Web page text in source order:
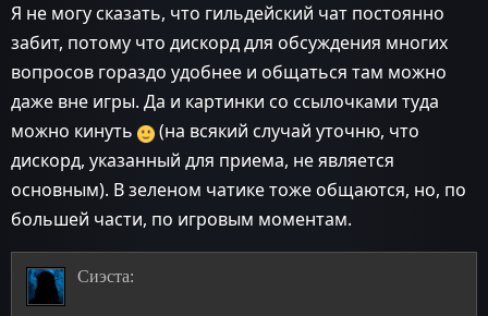
Я не могу сказать, что гильдейский чат постоянно
забит, потому что дискорд для обсуждения многих
вопросов гораздо удобнее и общаться там можно
даже вне игры. Да и картинки со ссылочками туда
можно кинуть
(на всякий случай уточню, что
дискорд, указанный для приема, не является
основным). В зеленом чатике тоже общаются, но, по
большей части, по игровым моментам.
Сиэста: